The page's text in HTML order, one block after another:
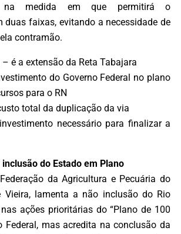
na medida em que permitirá o
duas faixas, evitando a necessidade de
contramão.
– é a extensão da Reta Tabajara
do Governo Federal no plano
para o RN
total da duplicação da via
necessário para finalizar a
do Estado em Plano
da Agricultura e Pecuária do
Vieira, lamenta a não inclusão do Rio
ações prioritárias do “Plano de 100
Federal, mas acredita na conclusão da